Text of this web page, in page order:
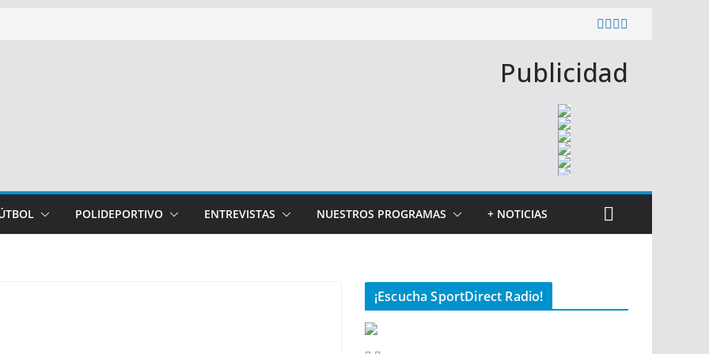
Publicidad
POLIDEPORTIVO ENTREVISTAS NUESTROS PROGRAMAS + NOTICIAS
¡Escucha SportDirect Radio!